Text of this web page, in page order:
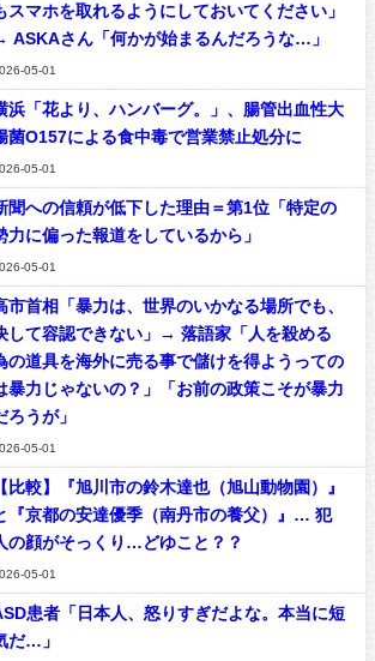
スマホを取れるようにしておいてください」
ASKAさん「何かが始まるんだろうな…」
05-01
浜「花より、ハンバーグ。」、腸管出血性大
菌O157による食中毒で営業禁止処分に
05-01
聞への信頼が低下した理由＝第1位「特定の
力に偏った報道をしているから」
05-01
市首相「暴力は、世界のいかなる場所でも、
して容認できない」→ 落語家「人を殺める
の道具を海外に売る事で儲けを得ようっての
暴力じゃないの？」「お前の政策こそが暴力
ろうが」
05-01
【比較】『旭川市の鈴木達也（旭山動物園）』
『京都の安達優季（南丹市の養父）』… 犯
の顔がそっくり…どゆこと？？
05-01
患者「日本人、怒りすぎだよな。本当に短
だ…」